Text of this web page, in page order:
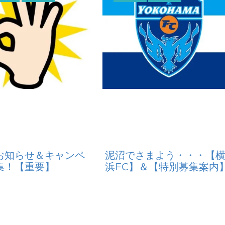
知らせ＆キャンペ
【重要】
泥沼でさまよう・・・【
浜FC】＆【特別募集案内